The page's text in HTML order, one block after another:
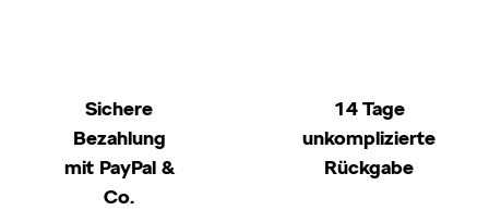
Sichere
Bezahlung
mit PayPal &
Co.
14 Tage
unkomplizierte
Rückgabe